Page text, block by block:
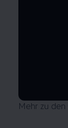
Mehr zu den